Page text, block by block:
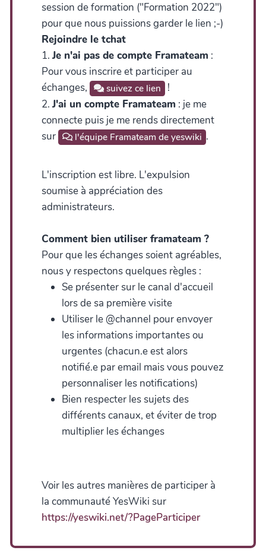
session de formation ("Formation 2022")
pour que nous puissions garder le lien ;-)
Rejoindre le tchat
1.Je n'ai pas de compte Framateam :
Pour vous inscrire et participer au
échanges,
suivez ce lien
!
2.J'ai un compte Framateam : je me
connecte puis je me rends directement
sur
l'équipe Framateam de yeswiki .
L'inscription est libre. L'expulsion
soumise à appréciation des
administrateurs.
Comment bien utiliser framateam ?
Pour que les échanges soient agréables,
nous y respectons quelques règles :
Se présenter sur le canal d'accueil
lors de sa première visite
Utiliser le @channel pour envoyer
les informations importantes ou
urgentes (chacun.e est alors
notifié.e par email mais vous pouvez
personnaliser les notifications)
Bien respecter les sujets des
différents canaux, et éviter de trop
multiplier les échanges
Voir les autres manières de participer à
la communauté YesWiki sur
https://yeswiki.net/?PageParticiper